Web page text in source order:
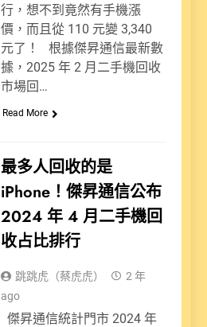
行，想不到竟然有手機漲
價，而且從 110 元變 3,340
元了！ 根據傑昇通信最新數
據，2025 年 2 月二手機回收
市場回…
Read More
最多人回收的是
iPhone！傑昇通信公布
2024 年 4 月二手機回
收占比排行
跳跳虎（蔡虎虎）
2 年
ago
傑昇通信統計門市 2024 年